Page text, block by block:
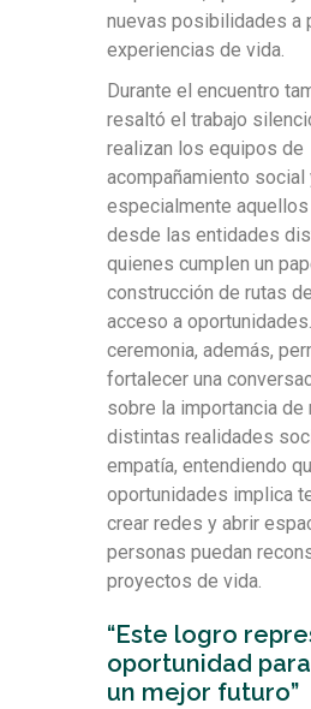
nuevas posibilidades a
experiencias de vida.
Durante el encuentro
resaltó el trabajo
realizan los equipos de
acompañamiento social
especialmente
desde las entidades
quienes cumplen un
construcción de rutas
acceso a
ceremonia, además,
fortalecer una
sobre la importancia de
distintas realidades
empatía, entendiendo
oportunidades implica
crear redes y abrir
personas puedan
proyectos de vida.
“Este logro
oportunidad
un mejor futuro”